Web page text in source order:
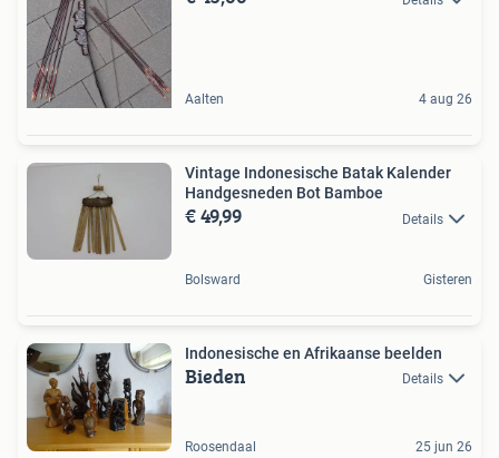
Aalten 4 aug 26
Vintage Indonesische Batak Kalender
Handgesneden Bot Bamboe
€ 49,99 Details
Bolsward Gisteren
Indonesische en Afrikaanse beelden
Bieden Details
Roosendaal 25 jun 26